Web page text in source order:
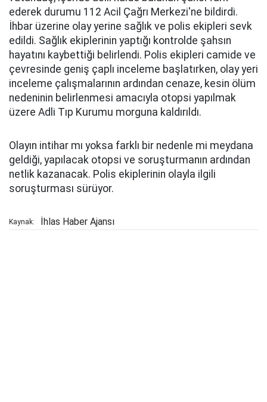
ederek durumu 112 Acil Çağrı Merkezi'ne bildirdi.
İhbar üzerine olay yerine sağlık ve polis ekipleri sevk
edildi. Sağlık ekiplerinin yaptığı kontrolde şahsın
hayatını kaybettiği belirlendi. Polis ekipleri camide ve
çevresinde geniş çaplı inceleme başlatırken, olay yeri
inceleme çalışmalarının ardından cenaze, kesin ölüm
nedeninin belirlenmesi amacıyla otopsi yapılmak
üzere Adli Tıp Kurumu morguna kaldırıldı.
Olayın intihar mı yoksa farklı bir nedenle mi meydana
geldiği, yapılacak otopsi ve soruşturmanın ardından
netlik kazanacak. Polis ekiplerinin olayla ilgili
soruşturması sürüyor.
Kaynak: İhlas Haber Ajansı